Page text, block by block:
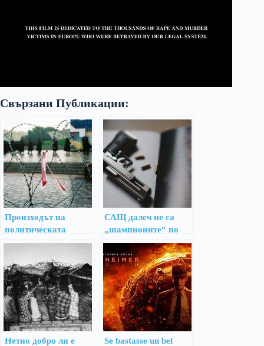
Свързани Публикации:
Произходът на
политическата
коректност
САЩ далеч не са
„шампионите“ по
публични стрелби
Нетно добро ли е
Se bastasse un bel